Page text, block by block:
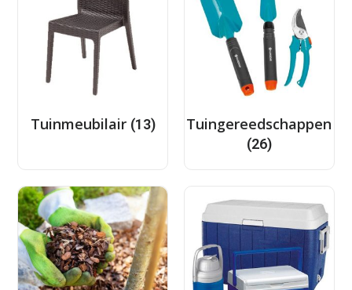
Tuinmeubilair (13) Tuingereedschappen
(26)